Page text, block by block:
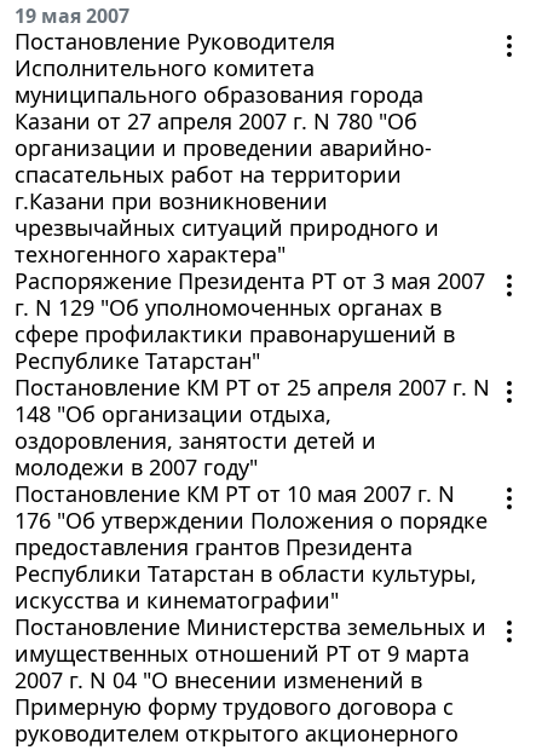
19 мая 2007
Постановление Руководителя
Исполнительного комитета
муниципального образования города
Казани от 27 апреля 2007 г. N 780 "Об
организации и проведении аварийно-
спасательных работ на территории
г.Казани при возникновении
чрезвычайных ситуаций природного и
техногенного характера"
Распоряжение Президента РТ от 3 мая 2007
г. N 129 "Об уполномоченных органах в
сфере профилактики правонарушений в
Республике Татарстан"
Постановление КМ РТ от 25 апреля 2007 г. N
148 "Об организации отдыха,
оздоровления, занятости детей и
молодежи в 2007 году"
Постановление КМ РТ от 10 мая 2007 г. N
176 "Об утверждении Положения о порядке
предоставления грантов Президента
Республики Татарстан в области культуры,
искусства и кинематографии"
Постановление Министерства земельных и
имущественных отношений РТ от 9 марта
2007 г. N 04 "О внесении изменений в
Примерную форму трудового договора с
руководителем открытого акционерного